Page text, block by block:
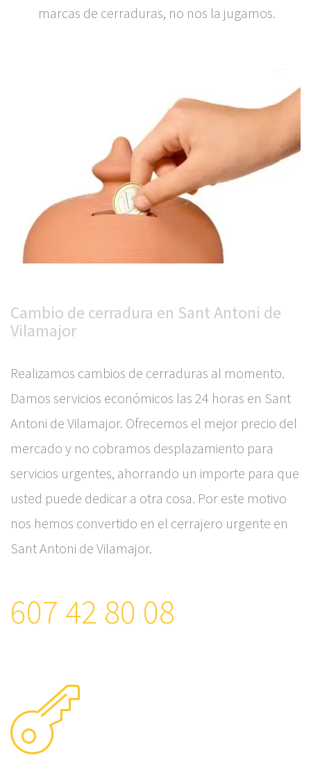
marcas de cerraduras, no nos la jugamos.
Cambio de cerradura en Sant Antoni de
Vilamajor
Realizamos cambios de cerraduras al momento.
Damos servicios económicos las 24 horas en Sant
Antoni de Vilamajor. Ofrecemos el mejor precio del
mercado y no cobramos desplazamiento para
servicios urgentes, ahorrando un importe para que
usted puede dedicar a otra cosa. Por este motivo
nos hemos convertido en el cerrajero urgente en
Sant Antoni de Vilamajor.
607 42 80 08